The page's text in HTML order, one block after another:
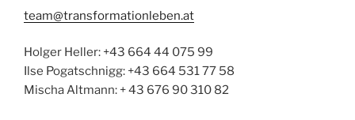
team@transformationleben.at
Holger Heller: +43 664 44 075 99
Ilse Pogatschnigg: +43 664 531 77 58
Mischa Altmann: + 43 676 90 310 82